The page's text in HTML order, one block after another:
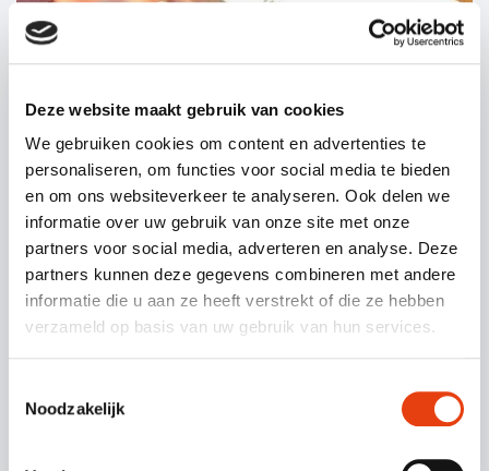
Deze website maakt gebruik van cookies
We gebruiken cookies om content en advertenties te
personaliseren, om functies voor social media te bieden
en om ons websiteverkeer te analyseren. Ook delen we
informatie over uw gebruik van onze site met onze
partners voor social media, adverteren en analyse. Deze
partners kunnen deze gegevens combineren met andere
informatie die u aan ze heeft verstrekt of die ze hebben
verzameld op basis van uw gebruik van hun services.
Noodzakelijk
Nieuws | 13 juli 2026
Informatieve lezing: Uitvaren en
nalaten